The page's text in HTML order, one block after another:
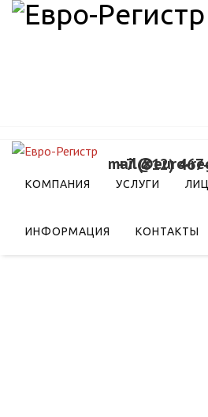
+7 (812)
mail@euro-
КОМПАНИЯ УСЛУГИ
ИНФОРМАЦИЯ КОНТАКТЫ